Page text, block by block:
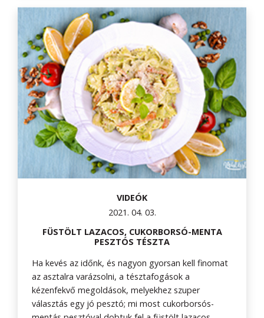
VIDEÓK
2021. 04. 03.
FÜSTÖLT LAZACOS, CUKORBORSÓ-MENTA
PESZTÓS TÉSZTA
Ha kevés az időnk, és nagyon gyorsan kell finomat
az asztalra varázsolni, a tésztafogások a
kézenfekvő megoldások, melyekhez szuper
választás egy jó pesztó; mi most cukorborsós-